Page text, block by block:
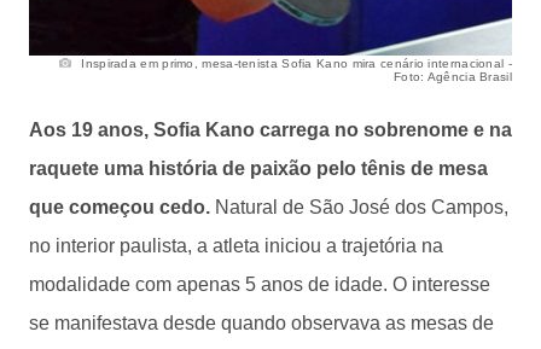
Inspirada em primo, mesa-tenista Sofia Kano mira cenário internacional -
Foto: Agência Brasil
Aos 19 anos, Sofia Kano carrega no sobrenome e na
raquete uma história de paixão pelo tênis de mesa
que começou cedo. Natural de São José dos Campos,
no interior paulista, a atleta iniciou a trajetória na
modalidade com apenas 5 anos de idade. O interesse
se manifestava desde quando observava as mesas de